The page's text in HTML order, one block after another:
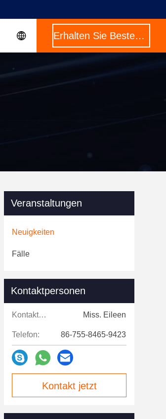
Erhalten Sie Besten Preis
Veranstaltungen
Neuigkeiten
Fälle
Kontaktpersonen
Kontaktpersonen: Miss. Eileen
Telefon: 86-755-8465-9423
Kontakt jetzt